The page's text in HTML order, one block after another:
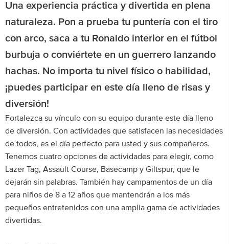
Una experiencia práctica y divertida en plena
naturaleza. Pon a prueba tu puntería con el tiro
con arco, saca a tu Ronaldo interior en el fútbol
burbuja o conviértete en un guerrero lanzando
hachas. No importa tu nivel físico o habilidad,
¡puedes participar en este día lleno de risas y
diversión!
Fortalezca su vínculo con su equipo durante este día lleno
de diversión. Con actividades que satisfacen las necesidades
de todos, es el día perfecto para usted y sus compañeros.
Tenemos cuatro opciones de actividades para elegir, como
Lazer Tag, Assault Course, Basecamp y Giltspur, que le
dejarán sin palabras. También hay campamentos de un día
para niños de 8 a 12 años que mantendrán a los más
pequeños entretenidos con una amplia gama de actividades
divertidas.